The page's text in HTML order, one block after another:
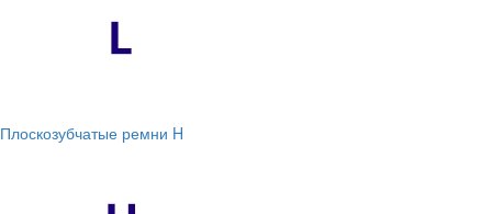
Плоскозубчатые ремни H